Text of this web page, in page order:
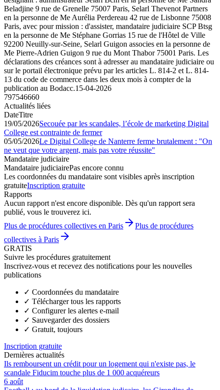
Beladjine 9 rue de Grenelle 75007 Paris, Selarl Thevenot Partners
en la personne de Me Aurélia Perdereau 42 rue de Lisbonne 75008
Paris, avec pour mission : d'assister, mandataire judiciaire SCP Btsg
en la personne de Me Stéphane Gorrias 15 rue de l'Hôtel de Ville
92200 Neuilly-sur-Seine, Selarl Guigon associes en la personne de
Me Pierre-Adrien Guigon 9 rue du Mont Thabor 75001 Paris. Les
déclarations des créances sont à adresser au mandataire judiciaire ou
sur le portail électronique prévu par les articles L. 814-2 et L. 814-
13 du code de commerce dans les deux mois à compter de la
publication au Bodacc.15-04-2026
797546660
Actualités liées
DateTitre
19/05/2026Secouée par les scandales, l’école de marketing Digital
College est contrainte de fermer
05/05/2026Le Digital College de Nanterre ferme brutalement : "On
ne veut que votre argent, mais pas votre réussite"
Mandataire judiciaire
Mandataire judiciairePas encore connu
Les coordonnées du mandataire sont visibles après inscription
gratuiteInscription gratuite
Rapports
Aucun rapport n'est encore disponible. Dès qu'un rapport sera
publié, vous le trouverez ici.
Plus de procédures collectives en Paris
Plus de procédures
collectives à Paris
GRATIS
Suivre les procédures gratuitement
Inscrivez-vous et recevez des notifications pour les nouvelles
publications
✓ Coordonnées du mandataire
✓ Télécharger tous les rapports
✓ Configurer les alertes e-mail
✓ Sauvegarder des dossiers
✓ Gratuit, toujours
Inscription gratuite
Dernières actualités
Ils remboursent un crédit pour un logement qui n'existe pas, le
scandale Fiducim touche plus de 1 000 acquéreurs
6 août